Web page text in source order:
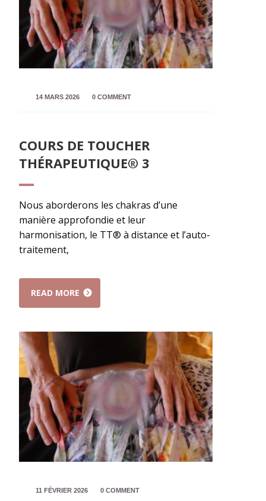
14 MARS 2026 0 COMMENT
COURS DE TOUCHER
THÉRAPEUTIQUE® 3
Nous aborderons les chakras d’une
manière approfondie et leur
harmonisation, le TT® à distance et l’auto-
traitement,
READ MORE
11 FÉVRIER 2026 0 COMMENT